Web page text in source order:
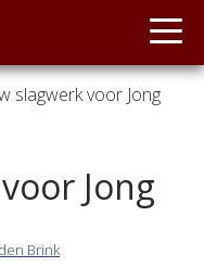
Jong
slagwerk voor Jong
Brink